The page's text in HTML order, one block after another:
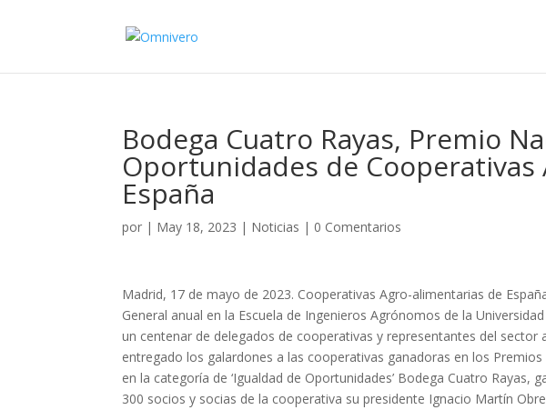
Bodega Cuatro Rayas, Premio
Oportunidades de
España
por | May 18, 2023 | Noticias | 0 Comentarios
Madrid, 17 de mayo de 2023. Cooperativas Agro-alimentarias de
General anual en la Escuela de Ingenieros Agrónomos de la
un centenar de delegados de cooperativas y representantes del
entregado los galardones a las cooperativas ganadoras en los
en la categoría de ‘Igualdad de Oportunidades’ Bodega Cuatro
300 socios y socias de la cooperativa su presidente Ignacio Martín